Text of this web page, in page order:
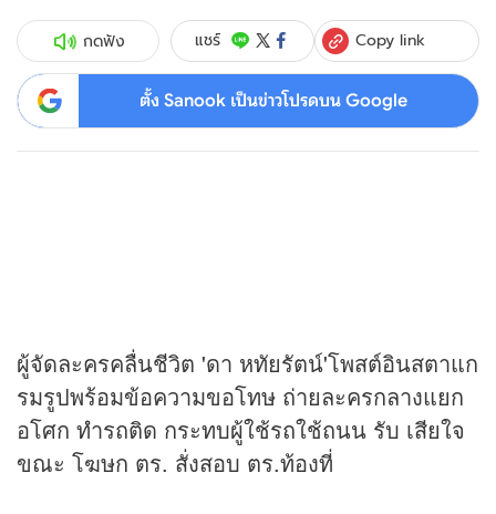
กดฟัง แชร์ Copy link
ตั้ง Sanook เป็นข่าวโปรดบน Google
ผู้จัดละครคลื่นชีวิต 'ดา หทัยรัตน์'โพสต์อินสตาแก
รมรูปพร้อมข้อความขอโทษ ถ่ายละครกลางแยก
อโศก ทำรถติด กระทบผู้ใช้รถใช้ถนน รับ เสียใจ
ขณะ โฆษก ตร. สั่งสอบ ตร.ท้องที่